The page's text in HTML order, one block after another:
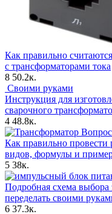
Как правильно
с трансформаторами тока
8 50.2к.
Своими руками
Инструкция для
сварочного
4 48.8к.
Как правильно провести
видов, формулы и
5 38к.
Подробная схема выбора
переделать своими
6 37.3к.